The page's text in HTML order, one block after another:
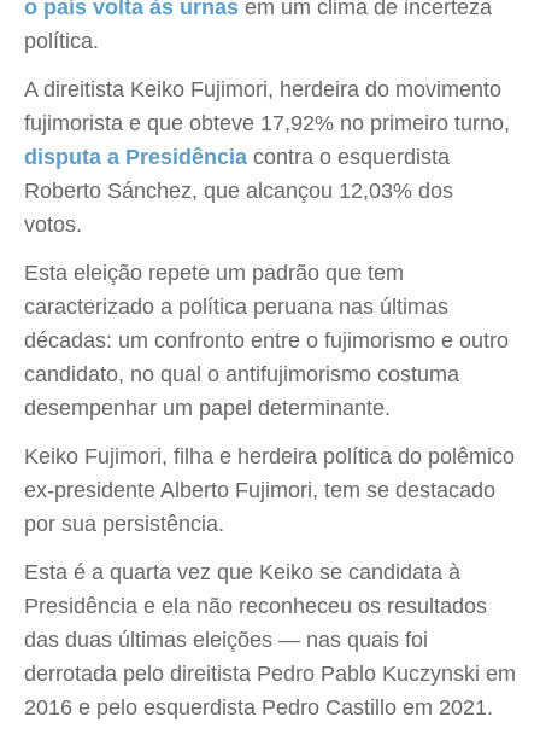
o país volta às urnas em um clima de incerteza
política.
A direitista Keiko Fujimori, herdeira do movimento
fujimorista e que obteve 17,92% no primeiro turno,
disputa a Presidência contra o esquerdista
Roberto Sánchez, que alcançou 12,03% dos
votos.
Esta eleição repete um padrão que tem
caracterizado a política peruana nas últimas
décadas: um confronto entre o fujimorismo e outro
candidato, no qual o antifujimorismo costuma
desempenhar um papel determinante.
Keiko Fujimori, filha e herdeira política do polêmico
ex-presidente Alberto Fujimori, tem se destacado
por sua persistência.
Esta é a quarta vez que Keiko se candidata à
Presidência e ela não reconheceu os resultados
das duas últimas eleições — nas quais foi
derrotada pelo direitista Pedro Pablo Kuczynski em
2016 e pelo esquerdista Pedro Castillo em 2021.